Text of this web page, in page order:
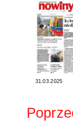
31.03.2025